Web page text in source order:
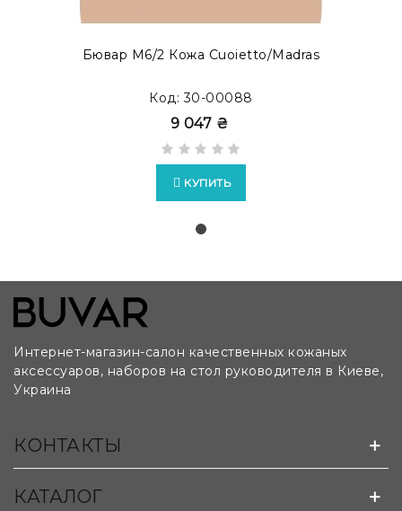
лекалам и чертежам клиента:
Бювар М6/2 Кожа Cuoietto/Madras
Код: 30-00088
9 047 ₴
КУПИТЬ
Интернет-магазин-салон качественных кожаных
аксессуаров, наборов на стол руководителя в Киеве,
Украина
КОНТАКТЫ
КАТАЛОГ